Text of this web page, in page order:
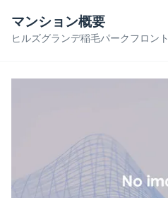
ヒルズグランデ稲毛パークフロント
マンション概要